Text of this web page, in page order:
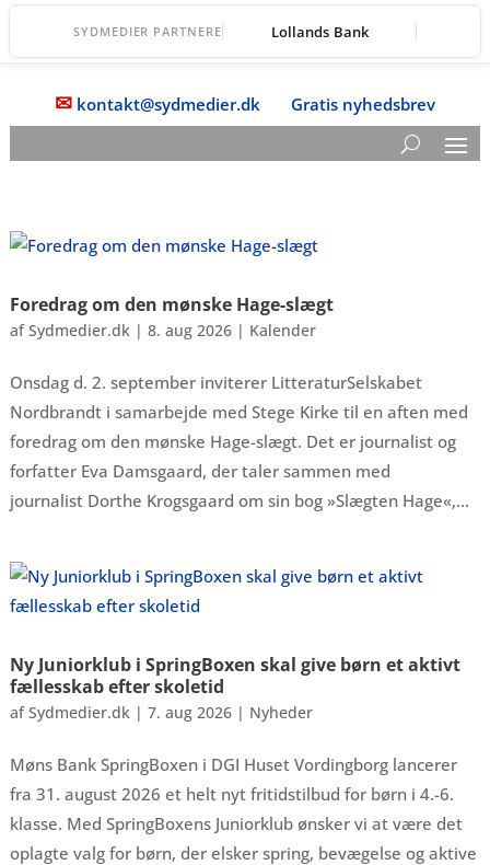
SYDMEDIER PARTNERE Lollands Bank
✉ kontakt@sydmedier.dk Gratis nyhedsbrev
Foredrag om den mønske Hage-slægt
afSydmedier.dk| 8. aug 2026| Kalender
Onsdag d. 2. september inviterer LitteraturSelskabet
Nordbrandt i samarbejde med Stege Kirke til en aften med
foredrag om den mønske Hage-slægt. Det er journalist og
forfatter Eva Damsgaard, der taler sammen med
journalist Dorthe Krogsgaard om sin bog »Slægten Hage«,...
Ny Juniorklub i SpringBoxen skal give børn et aktivt
fællesskab efter skoletid
afSydmedier.dk| 7. aug 2026| Nyheder
Møns Bank SpringBoxen i DGI Huset Vordingborg lancerer
fra 31. august 2026 et helt nyt fritidstilbud for børn i 4.-6.
klasse. Med SpringBoxens Juniorklub ønsker vi at være det
oplagte valg for børn, der elsker spring, bevægelse og aktive